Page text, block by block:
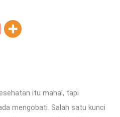
itu mahal, tapi
mengobati. Salah satu kunci